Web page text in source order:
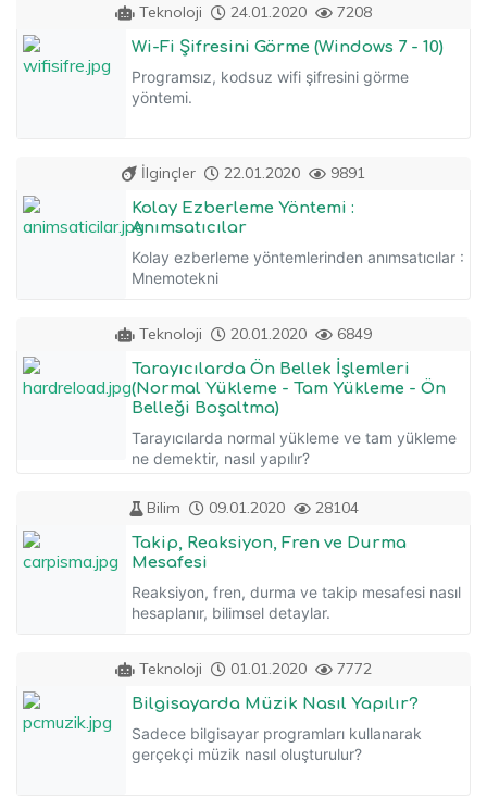
Teknoloji 24.01.2020 7208
Wi-Fi Şifresini Görme (Windows 7 - 10)
Programsız, kodsuz wifi şifresini görme
yöntemi.
İlginçler 22.01.2020 9891
Kolay Ezberleme Yöntemi :
Anımsatıcılar
Kolay ezberleme yöntemlerinden anımsatıcılar :
Mnemotekni
Teknoloji 20.01.2020 6849
Tarayıcılarda Ön Bellek İşlemleri
(Normal Yükleme - Tam Yükleme - Ön
Belleği Boşaltma)
Tarayıcılarda normal yükleme ve tam yükleme
ne demektir, nasıl yapılır?
Bilim 09.01.2020 28104
Takip, Reaksiyon, Fren ve Durma
Mesafesi
Reaksiyon, fren, durma ve takip mesafesi nasıl
hesaplanır, bilimsel detaylar.
Teknoloji 01.01.2020 7772
Bilgisayarda Müzik Nasıl Yapılır?
Sadece bilgisayar programları kullanarak
gerçekçi müzik nasıl oluşturulur?